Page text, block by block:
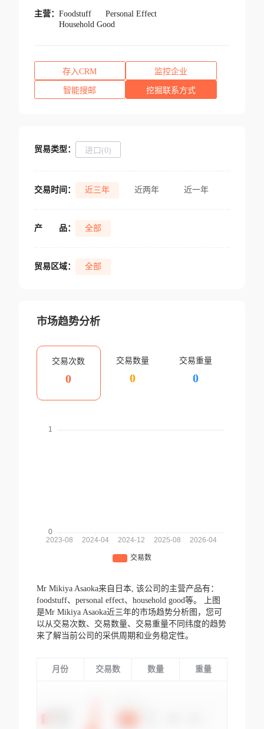
主营： Foodstuff
Personal Effect
Household Good
存入CRM 监控企业
智能搜邮 挖掘联系方式
贸易类型： 进口(0)
交易时间： 近三年 近两年 近一年
产 品： 全部
贸易区域： 全部
市场趋势分析
交易次数
0
交易数量
0
交易重量
0
Mr Mikiya Asaoka来自日本, 该公司的主营产品有：
foodstuff、personal effect、household good等。
上图
是Mr Mikiya Asaoka近三年的市场趋势分析图，您可
以从交易次数、交易数量、交易重量不同纬度的趋势
来了解当前公司的采供周期和业务稳定性。
月份 交易数 数量 重量